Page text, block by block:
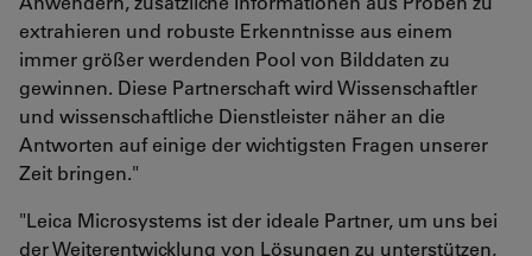
extrahieren und robuste Erkenntnisse aus einem
immer größer werdenden Pool von Bilddaten zu
gewinnen. Diese Partnerschaft wird Wissenschaftler
und wissenschaftliche Dienstleister näher an die
Antworten auf einige der wichtigsten Fragen unserer
Zeit bringen."
"Leica Microsystems ist der ideale Partner, um uns bei
der Weiterentwicklung von Lösungen zu unterstützen,